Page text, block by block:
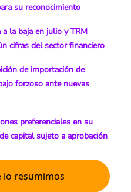
su reconocimiento
la baja en julio y TRM
cifras del sector financiero
de importación de
forzoso ante nuevas
preferenciales en su
capital sujeto a aprobación
lo resumimos